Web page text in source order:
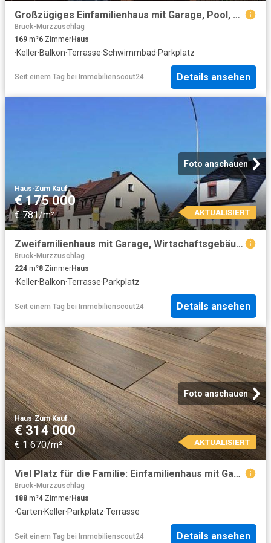
Großzügiges Einfamilienhaus mit Garage, Pool, Balkon und Terrassen laufender Umbau
Bruck-Mürzzuschlag
169 m²6 ZimmerHaus
·Keller·Balkon·Terrasse·Schwimmbad·Parkplatz
Seit einem Tag bei Immobilienscout24 Details ansehen
Foto anschauen
Haus·Zum Kauf
€ 175 000
€ 781/m² AKTUALISIERT
Zweifamilienhaus mit Garage, Wirtschaftsgebäude und Gartenhaus
Bruck-Mürzzuschlag
224 m²8 ZimmerHaus
·Keller·Balkon·Terrasse·Parkplatz
Seit einem Tag bei Immobilienscout24 Details ansehen
Foto anschauen
Haus·Zum Kauf
€ 314 000
€ 1 670/m² AKTUALISIERT
Viel Platz für die Familie: Einfamilienhaus mit Garten und ausgebautem Dachgeschoss
Bruck-Mürzzuschlag
188 m²4 ZimmerHaus
·Garten·Keller·Parkplatz·Terrasse
Seit einem Tag bei Immobilienscout24 Details ansehen